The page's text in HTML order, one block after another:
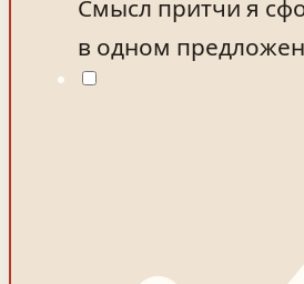
Смысл притчи я
в одном